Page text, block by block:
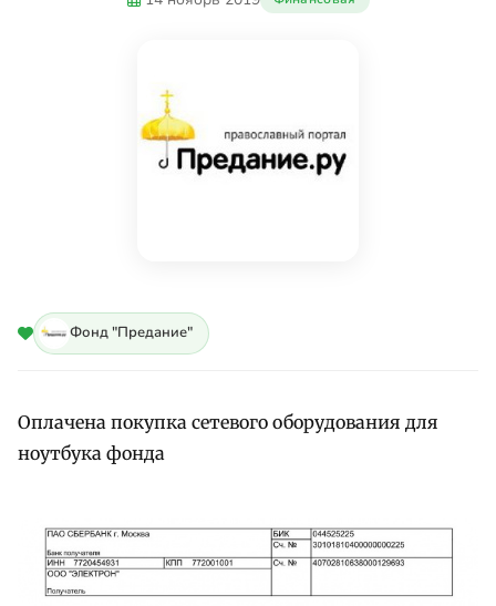
Фонд "Предание"
Оплачена покупка сетевого оборудования для
ноутбука фонда